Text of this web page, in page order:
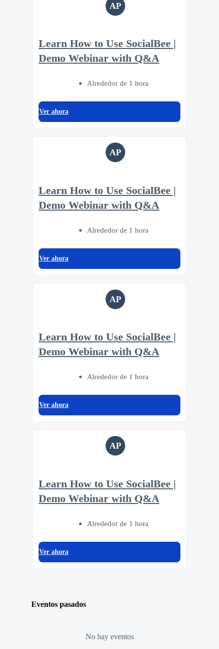
AP
Learn How to Use SocialBee |
Demo Webinar with Q&A
Alrededor de 1 hora
Ver ahora
AP
Learn How to Use SocialBee |
Demo Webinar with Q&A
Alrededor de 1 hora
Ver ahora
AP
Learn How to Use SocialBee |
Demo Webinar with Q&A
Alrededor de 1 hora
Ver ahora
AP
Learn How to Use SocialBee |
Demo Webinar with Q&A
Alrededor de 1 hora
Ver ahora
Eventos pasados
No hay eventos